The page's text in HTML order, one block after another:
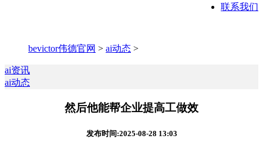
联系我们
bevictor伟德官网 > ai动态 >
ai资讯
ai动态
然后他能帮企业提高工做效
发布时间:2025-08-28 13:03